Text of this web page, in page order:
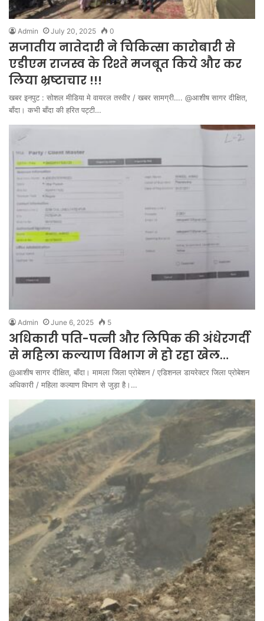
Admin July 20, 2025 0
सजातीय नातेदारी ने चिकित्सा कारोबारी से
एडीएम राजस्व के रिश्ते मजबूत किये और कर
लिया भ्रष्टाचार !!!
खबर इनपुट : सोशल मीडिया मे वायरल तस्वीर / खबर सामग्री…. @आशीष सागर दीक्षित,
बाँदा। कभी बाँदा की हरित पट्टी…
Admin June 6, 2025 5
अधिकारी पति-पत्नी और लिपिक की अंधेरगर्दी
से महिला कल्याण विभाग मे हो रहा खेल…
@आशीष सागर दीक्षित, बाँदा। मामला जिला प्रोबेशन / एडिशनल डायरेक्टर जिला प्रोबेशन
अधिकारी / महिला कल्याण विभाग से जुड़ा है।…